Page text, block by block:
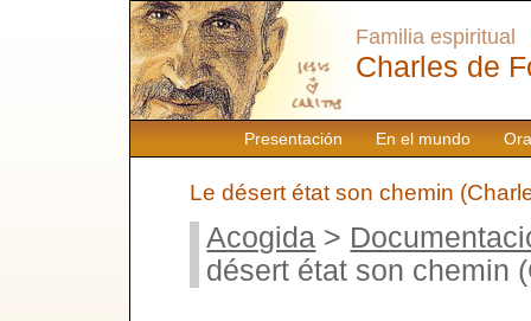
Presentación En el mundo
Familia espiritual
Charles de
Le désert état son chemin
Acogida >
désert état son chemin